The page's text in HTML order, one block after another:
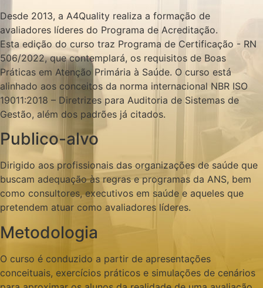
Desde 2013, a A4Quality realiza a formação de
avaliadores líderes do Programa de Acreditação.
Esta edição do curso traz Programa de Certificação - RN
506/2022, que contemplará, os requisitos de Boas
Práticas em Atenção Primária à Saúde. O curso está
alinhado aos conceitos da norma internacional NBR ISO
19011:2018 – Diretrizes para Auditoria de Sistemas de
Gestão, além dos padrões já citados.
Publico-alvo
Dirigido aos profissionais das organizações de saúde que
buscam adequação às regras e programas da ANS, bem
como consultores, executivos em saúde e aqueles que
pretendem atuar como avaliadores líderes.
Metodologia
O curso é conduzido a partir de apresentações
conceituais, exercícios práticos e simulações de cenários